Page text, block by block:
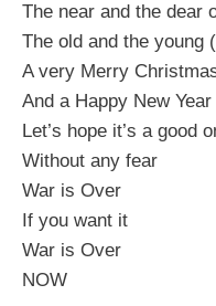
The near and the dear
The old and the young
A very Merry
And a Happy New Year
Let’s hope it’s a good
Without any fear
War is Over
If you want it
War is Over
NOW